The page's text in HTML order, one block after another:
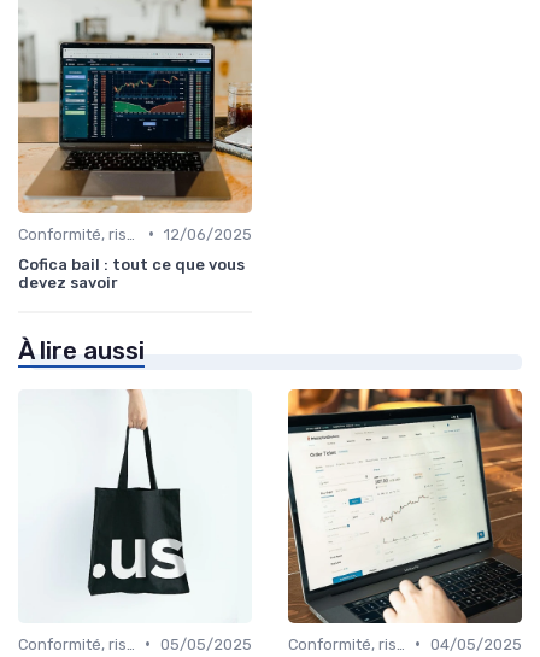
• 12/06/2025
Cofica bail : tout ce que vous
devez savoir
À lire aussi
• 05/05/2025
• 04/05/2025